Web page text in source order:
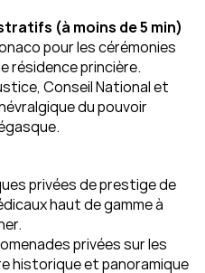
(à moins de 5 min)
pour les cérémonies
résidence princière.
Conseil National et
du pouvoir
privées de prestige de
haut de gamme à
privées sur les
historique et panoramique